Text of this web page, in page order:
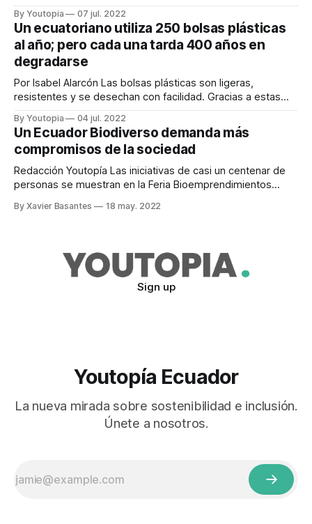
años para tratar de salvar la especie. Dos tiene entre 50 y
60 años, y nunca pudo encontrar una pareja y más
By Youtopia 07 jul. 2022
Un ecuatoriano utiliza 250 bolsas plásticas
al año; pero cada una tarda 400 años en
degradarse
Por Isabel Alarcón Las bolsas plásticas son ligeras,
resistentes y se desechan con facilidad. Gracias a estas
nuestras actividades diarias, sino que también contaminan
los mares, se acumulan en el estómago de los animales e
ingresan al organismo de los humanos.
By Youtopia 04 jul. 2022
Un Ecuador Biodiverso demanda más
compromisos de la sociedad
Redacción Youtopía Las iniciativas de casi un centenar de
personas se muestran en la Feria Bioemprendimientos
como parte de las actividades de la Semana de la
By Xavier Basantes 18 may. 2022
Sign up
Youtopía Ecuador
La nueva mirada sobre sostenibilidad e inclusión.
Únete a nosotros.